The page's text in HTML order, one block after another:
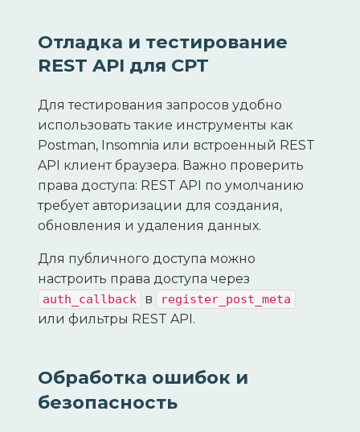
Отладка и тестирование
REST API для CPT
Для тестирования запросов удобно
использовать такие инструменты как
Postman, Insomnia или встроенный REST
API клиент браузера. Важно проверить
права доступа: REST API по умолчанию
требует авторизации для создания,
обновления и удаления данных.
Для публичного доступа можно
настроить права доступа через
auth_callback в register_post_meta
или фильтры REST API.
Обработка ошибок и
безопасность